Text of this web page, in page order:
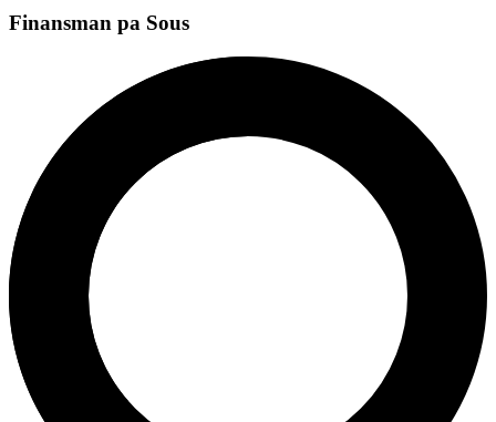
Finansman pa Sous